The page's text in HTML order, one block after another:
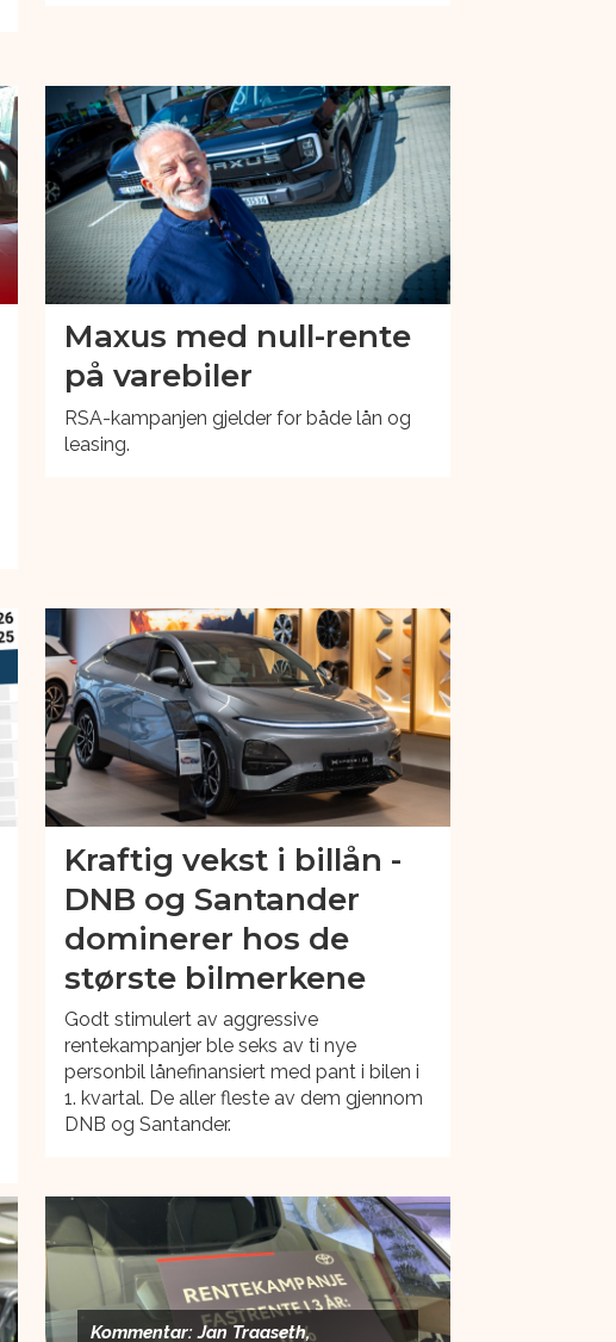
Maxus med null-rente
på varebiler
RSA-kampanjen gjelder for både lån og
leasing.
Kraftig vekst i billån -
DNB og Santander
dominerer hos de
største bilmerkene
Godt stimulert av aggressive
rentekampanjer ble seks av ti nye
personbil lånefinansiert med pant i bilen i
1. kvartal. De aller fleste av dem gjennom
DNB og Santander.
Kommentar: Jan Traaseth,